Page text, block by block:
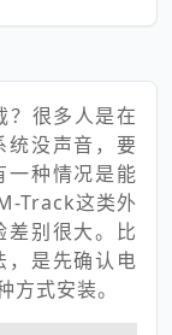
？很多人是在
统没声音，要
一种情况是能
Track这类外
差别很大。比
，是先确认电
式安装。